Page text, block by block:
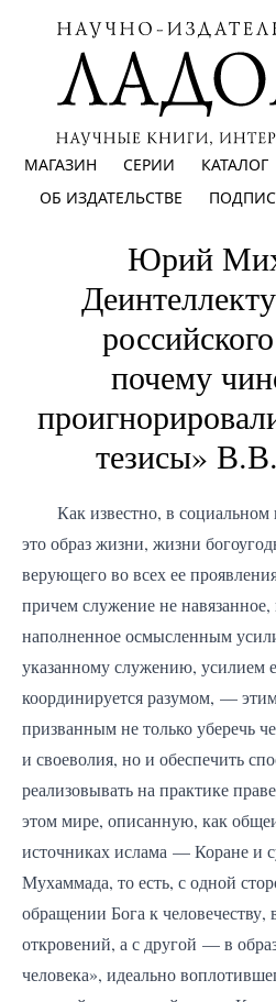
МАГАЗИН СЕРИИ КАТАЛОГ
ОБ ИЗДАТЕЛЬСТВЕ
Юрий
почему
Как известно, в
это образ жизни, жизни
верующего во всех ее
причем служение не
наполненное осмысленным
указанному служению, усилием
координируется разумом, —
призванным не только уберечь
и своеволия, но и обеспечить
реализовывать на практике
этом мире, описанную, как
источниках ислама — Коране и
Мухаммада, то есть, с одной
обращении Бога к
откровений, а с другой — в
человека», идеально